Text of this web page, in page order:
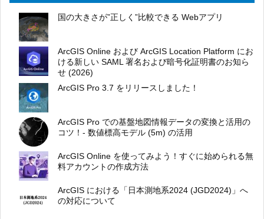
国の大きさが”正しく”比較できる Webアプリ
ArcGIS Online および ArcGIS Location Platform にお
ける新しい SAML 署名および暗号化証明書のお知ら
せ (2026)
ArcGIS Pro 3.7 をリリースしました！
ArcGIS Pro での基盤地図情報データの変換と活用の
コツ！- 数値標高モデル (5m) の活用
ArcGIS Online を使ってみよう！すぐに始められる無
料アカウントの作成方法
ArcGIS における「日本測地系2024 (JGD2024)」へ
の対応について